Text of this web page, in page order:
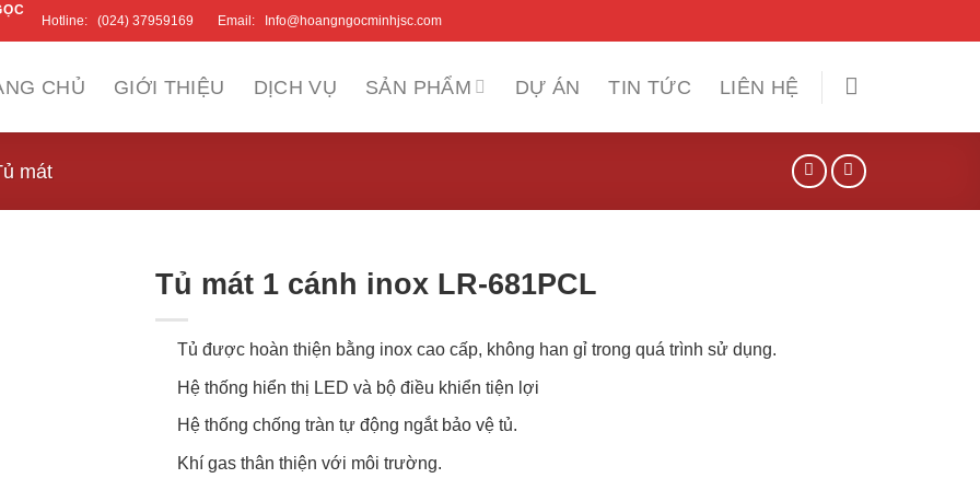
Hotline: (024) 37959169 Email: Info@hoangngocminhjsc.com
CHỦ GIỚI THIỆU DỊCH VỤ SẢN PHẨM DỰ ÁN TIN TỨC LIÊN HỆ
mát
Tủ mát 1 cánh inox LR-681PCL
Tủ được hoàn thiện bằng inox cao cấp, không han gỉ trong quá trình sử dụng.
Hệ thống hiển thị LED và bộ điều khiển tiện lợi
Hệ thống chống tràn tự động ngắt bảo vệ tủ.
Khí gas thân thiện với môi trường.